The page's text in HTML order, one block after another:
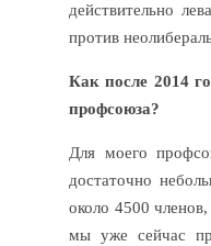
действительно
против
Как после 2014
профсоюза?
Для моего
достаточно
около 4500
мы уже сейчас